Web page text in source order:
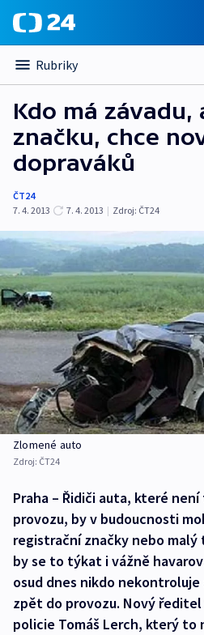
Rubriky
Kdo má závadu,
značku, chce
dopraváků
ČT24
7. 4. 2013
7. 4. 2013 | Zdroj: ČT24
Zlomené auto
Zdroj: ČT24
Praha – Řidiči auta, které
provozu, by v budoucnosti
registrační značky nebo malý
by se to týkat i vážně
osud dnes nikdo
zpět do provozu. Nový
policie Tomáš Lerch, který to